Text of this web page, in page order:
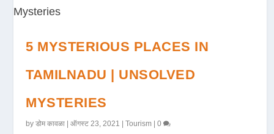
5 MYSTERIOUS PLACES IN
TAMILNADU | UNSOLVED
MYSTERIES
byडोम कावळा |ऑगस्ट 23, 2021 |Tourism |0